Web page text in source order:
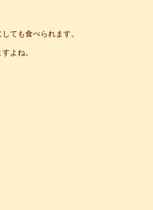
ても食べられます。
よね。